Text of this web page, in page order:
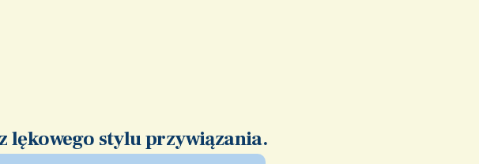
lękowego stylu przywiązania.